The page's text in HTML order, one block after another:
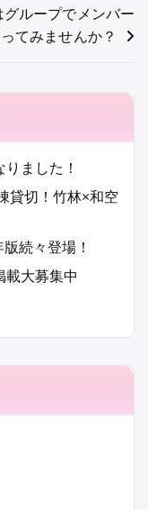
ました！
貸切！竹林×和空
続々登場！
載大募集中
グループでメンバー
てみませんか？